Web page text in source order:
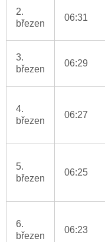
2.
březen
06:31
3.
březen
06:29
4.
březen
06:27
5.
březen
06:25
6.
březen
06:23